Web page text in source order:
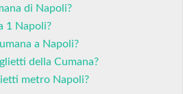
di Napoli?
1 Napoli?
a Napoli?
della Cumana?
metro Napoli?